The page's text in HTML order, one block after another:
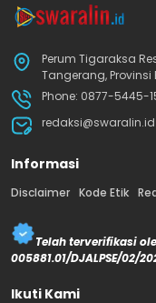
Perum Tigaraksa
Tangerang, Provinsi
Phone: 0877-5445-
Informasi
Disclaimer Kode Etik
Telah terverifikasi
005881.01/DJALPSE/02/
Ikuti Kami